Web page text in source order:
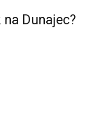
Dunajec?